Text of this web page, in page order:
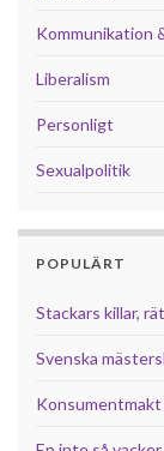
Kommunikation
Liberalism
Personligt
Sexualpolitik
POPULÄRT
Stackars killar,
Svenska